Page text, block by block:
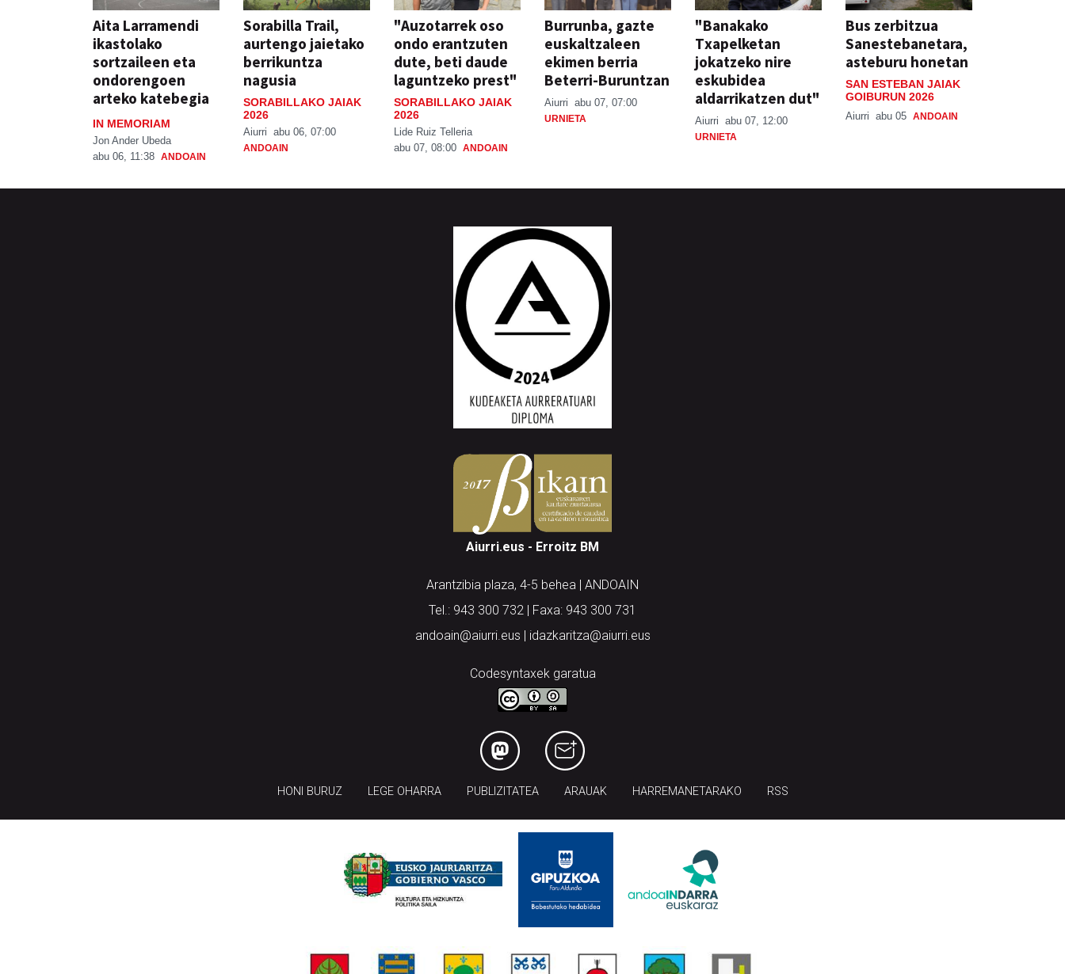
Aita Larramendi
ikastolako
sortzaileen eta
ondorengoen
arteko katebegia
IN MEMORIAM
Jon Ander Ubeda
abu 06, 11:38 ANDOAIN
Sorabilla Trail,
aurtengo jaietako
berrikuntza
nagusia
SORABILLAKO JAIAK
2026
Aiurri abu 06, 07:00
ANDOAIN
"Auzotarrek oso
ondo erantzuten
dute, beti daude
laguntzeko prest"
SORABILLAKO JAIAK
2026
Lide Ruiz Telleria
abu 07, 08:00 ANDOAIN
Burrunba, gazte
euskaltzaleen
ekimen berria
Beterri-Buruntzan
Aiurri abu 07, 07:00
URNIETA
"Banakako
Txapelketan
jokatzeko nire
eskubidea
aldarrikatzen dut"
Aiurri abu 07, 12:00
URNIETA
Bus zerbitzua
Sanestebanetara,
asteburu honetan
SAN ESTEBAN JAIAK
GOIBURUN 2026
Aiurri abu 05 ANDOAIN
Aiurri.eus - Erroitz BM
Arantzibia plaza, 4-5 behea | ANDOAIN
Tel.: 943 300 732 | Faxa: 943 300 731
andoain@aiurri.eus | idazkaritza@aiurri.eus
Codesyntaxek garatua
HONI BURUZ LEGE OHARRA PUBLIZITATEA ARAUAK HARREMANETARAKO RSS